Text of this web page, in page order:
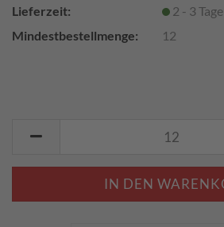
Lieferzeit:
2 - 3 Tage
Mindestbestellmenge: 12